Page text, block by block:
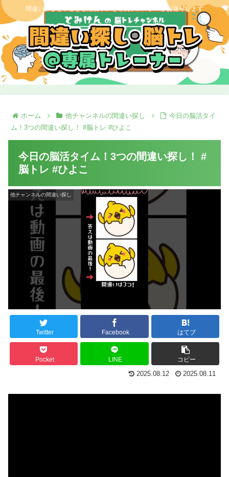
間違い探しを中心とした脳トレを専属トレーナーがお送りします
ホーム 他チャンネルの間違い探し
今日の脳活タイ
ム！3つの間違い探し！ #脳トレ #ひよこ
今日の脳活タイム！3つの間違い探し！ #
脳トレ #ひよこ
他チャンネルの間違い探し
Twitter Facebook はてブ
Pocket LINE コピー
2025.08.12 2025.08.11